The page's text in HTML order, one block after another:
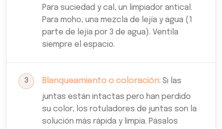
Para suciedad y cal, un limpiador antical.
Para moho, una mezcla de lejía y agua (1
parte de lejía por 3 de agua). Ventila
siempre el espacio.
Blanqueamiento o coloración: Si las
juntas están intactas pero han perdido
su color, los rotuladores de juntas son la
solución más rápida y limpia. Pásalos